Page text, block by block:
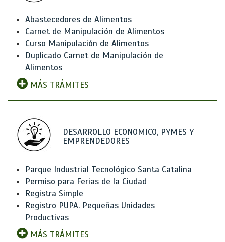
Abastecedores de Alimentos
Carnet de Manipulación de Alimentos
Curso Manipulación de Alimentos
Duplicado Carnet de Manipulación de
Alimentos
MÁS TRÁMITES
DESARROLLO ECONOMICO, PYMES Y
EMPRENDEDORES
Parque Industrial Tecnológico Santa Catalina
Permiso para Ferias de la Ciudad
Registra Simple
Registro PUPA. Pequeñas Unidades
Productivas
MÁS TRÁMITES